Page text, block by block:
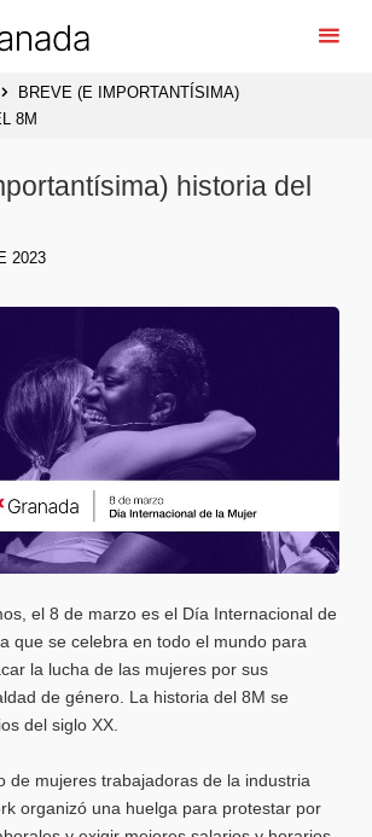
BREVE (E IMPORTANTÍSIMA)
8M
historia del
2023
el 8 de marzo es el Día Internacional de
que se celebra en todo el mundo para
la lucha de las mujeres por sus
de género. La historia del 8M se
del siglo XX.
de mujeres trabajadoras de la industria
organizó una huelga para protestar por